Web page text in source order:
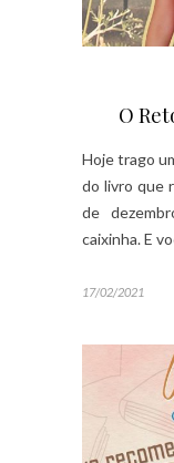
O
Hoje trago
do livro que
de
caixinha. E
17/02/2021